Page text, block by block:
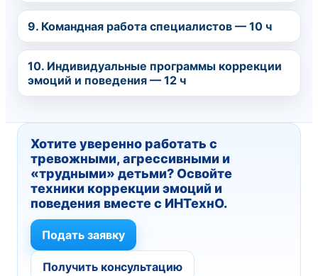
9. Командная работа специалистов — 10 ч
10. Индивидуальные программы коррекции
эмоций и поведения — 12 ч
Хотите уверенно работать с
тревожными, агрессивными и
«трудными» детьми? Освойте
техники коррекции эмоций и
поведения вместе с ИНТехнО.
Подать заявку
Получить консультацию